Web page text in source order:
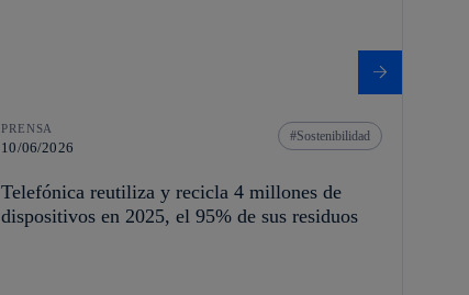
PRENSA
10/06/2026
Sostenibilidad
Telefónica reutiliza y recicla 4 millones de
dispositivos en 2025, el 95% de sus residuos